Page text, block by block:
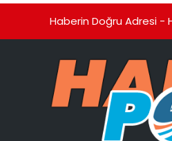
Haberin Doğru Adresi -